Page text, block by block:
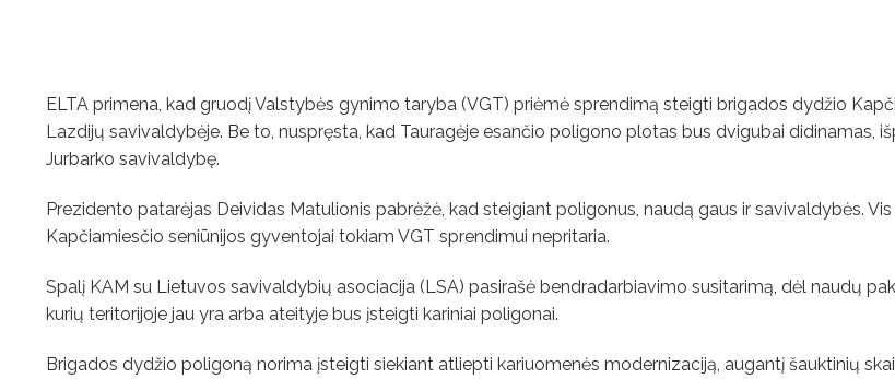
ELTA primena, kad gruodį Valstybės gynimo taryba (VGT) priėmė sprendimą steigti brigados dydžio
Lazdijų savivaldybėje. Be to, nuspręsta, kad Tauragėje esančio poligono plotas bus dvigubai didinamas,
Jurbarko savivaldybę.
Prezidento patarėjas Deividas Matulionis pabrėžė, kad steigiant poligonus, naudą gaus ir savivaldybės.
Kapčiamiesčio seniūnijos gyventojai tokiam VGT sprendimui nepritaria.
Spalį KAM su Lietuvos savivaldybių asociacija (LSA) pasirašė bendradarbiavimo susitarimą, dėl naudų
kurių teritorijoje jau yra arba ateityje bus įsteigti kariniai poligonai.
Brigados dydžio poligoną norima įsteigti siekiant atliepti kariuomenės modernizaciją, augantį šauktinių